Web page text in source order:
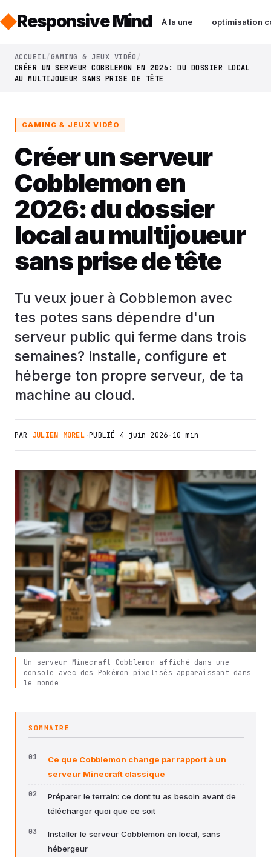
Responsive Mind À la une optimisation
ACCUEIL GAMING & JEUX VIDÉO
CRÉER UN SERVEUR COBBLEMON EN 2026: DU DOSSIER LOCAL
AU MULTIJOUEUR SANS PRISE DE TÊTE
GAMING & JEUX VIDÉO
Créer un serveur
Cobblemon en
2026: du dossier
local au multijoueur
sans prise de tête
Tu veux jouer à Cobblemon avec
tes potes sans dépendre d'un
serveur public qui ferme dans trois
semaines? Installe, configure et
héberge ton propre serveur, de ta
machine au cloud.
PAR JULIEN MOREL·PUBLIÉ 4 juin 2026· 10 min
Un serveur Minecraft Cobblemon affiché dans une
console avec des Pokémon pixelisés apparaissant dans
le monde
SOMMAIRE
Ce que Cobblemon change par rapport à un
serveur Minecraft classique
Préparer le terrain: ce dont tu as besoin avant de
télécharger quoi que ce soit
Installer le serveur Cobblemon en local, sans
hébergeur